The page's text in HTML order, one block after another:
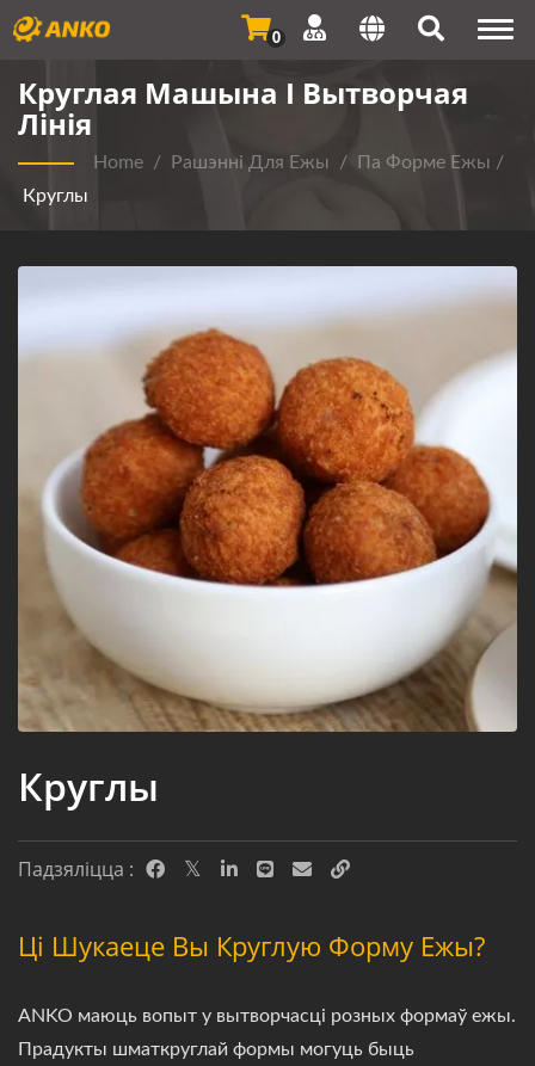
0
Круглая Машына І Вытворчая
Лінія
Home / Рашэнні Для Ежы / Па Форме Ежы /
Круглы
Круглы
Падзяліцца :
Ці Шукаеце Вы Круглую Форму Ежы?
ANKO маюць вопыт у вытворчасці розных формаў ежы.
Прадукты шматкруглай формы могуць быць